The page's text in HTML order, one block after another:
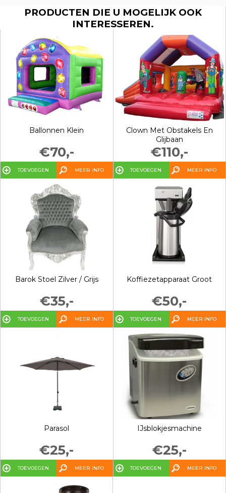
PRODUCTEN DIE U MOGELIJK OOK
INTERESSEREN.
Ballonnen Klein
€70,-
TOEVOEGEN MEER INFO
Clown Met Obstakels En
Glijbaan
€110,-
TOEVOEGEN MEER INFO
Barok Stoel Zilver / Grijs
€35,-
TOEVOEGEN MEER INFO
Koffiezetapparaat Groot
€50,-
TOEVOEGEN MEER INFO
Parasol
€25,-
TOEVOEGEN MEER INFO
IJsblokjesmachine
€25,-
TOEVOEGEN MEER INFO